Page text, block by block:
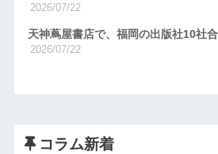
2026/07/22
天神蔦屋書店で、福岡の出版社10社
2026/07/22
コラム新着